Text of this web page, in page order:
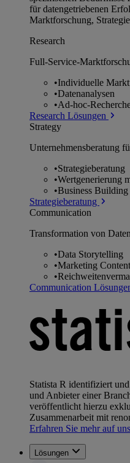
für datengetriebenen
Marktforschung,
Research
Full-Service-
•Individuelle
•Datenanalysen
•Ad-hoc-
Research Lösungen
Strategy
Unternehmens­beratung
•Strategieberatung
•Wertgenerierung
•Business Building
Strategieberatung
Communication
Transformation von
•Data Storytelling
•Marketing Content
•
Communication
Statista R identifiziert
und Anbieter einer
veröffentlicht hierzu
Zusammenarbeit mit
Erfahren Sie mehr auf
Lösungen